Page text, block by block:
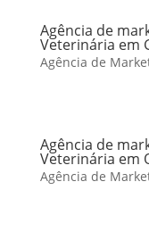
Agência de
Veterinária em
Agência de
Agência de
Veterinária em
Agência de